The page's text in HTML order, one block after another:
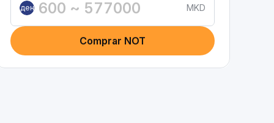
ден
MKD
Comprar NOT